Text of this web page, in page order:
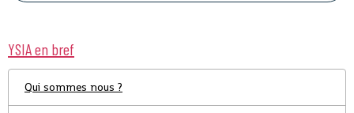
YSIA en bref
Qui sommes nous ?